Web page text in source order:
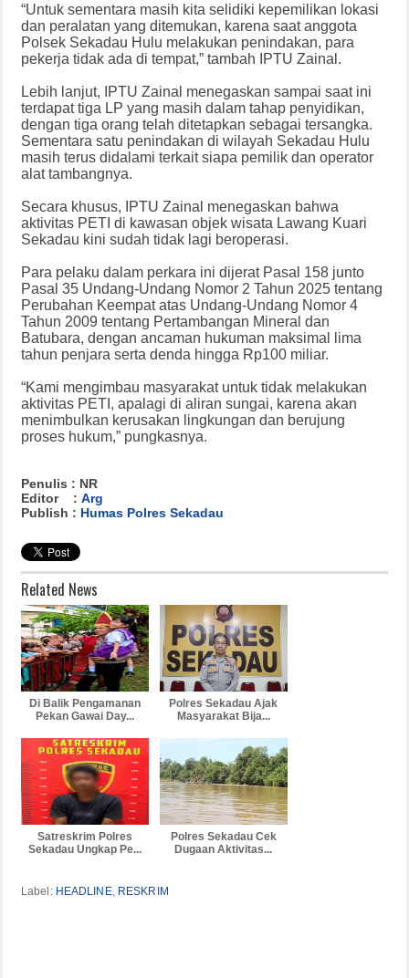
“Untuk sementara masih kita selidiki kepemilikan lokasi
dan peralatan yang ditemukan, karena saat anggota
Polsek Sekadau Hulu melakukan penindakan, para
pekerja tidak ada di tempat,” tambah IPTU Zainal.
Lebih lanjut, IPTU Zainal menegaskan sampai saat ini
terdapat tiga LP yang masih dalam tahap penyidikan,
dengan tiga orang telah ditetapkan sebagai tersangka.
Sementara satu penindakan di wilayah Sekadau Hulu
masih terus didalami terkait siapa pemilik dan operator
alat tambangnya.
Secara khusus, IPTU Zainal menegaskan bahwa
aktivitas PETI di kawasan objek wisata Lawang Kuari
Sekadau kini sudah tidak lagi beroperasi.
Para pelaku dalam perkara ini dijerat Pasal 158 junto
Pasal 35 Undang-Undang Nomor 2 Tahun 2025 tentang
Perubahan Keempat atas Undang-Undang Nomor 4
Tahun 2009 tentang Pertambangan Mineral dan
Batubara, dengan ancaman hukuman maksimal lima
tahun penjara serta denda hingga Rp100 miliar.
“Kami mengimbau masyarakat untuk tidak melakukan
aktivitas PETI, apalagi di aliran sungai, karena akan
menimbulkan kerusakan lingkungan dan berujung
proses hukum,” pungkasnya.
Penulis : NR
Editor : Arg
Publish : Humas Polres Sekadau
Related News
Di Balik Pengamanan
Pekan Gawai Day...
Polres Sekadau Ajak
Masyarakat Bija...
Satreskrim Polres
Sekadau Ungkap Pe...
Polres Sekadau Cek
Dugaan Aktivitas...
Label: HEADLINE, RESKRIM